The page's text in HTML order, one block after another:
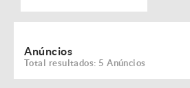
Anúncios
Total resultados: 5 Anúncios